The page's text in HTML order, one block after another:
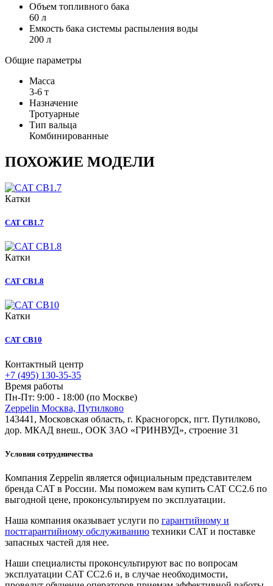
Объем топливного бака
60 л
Емкость бака системы распыления воды
200 л
Общие параметры
Масса
3-6 т
Назначение
Тротуарные
Тип вальца
Комбинированные
ПОХОЖИЕ МОДЕЛИ
Катки
CAT CB1.7
Катки
CAT CB1.8
Катки
CAT CB10
Контактный центр
+7 (495) 130-35-35
Время работы
Пн-Пт: 9:00 - 18:00 (по Москве)
Zeppelin Москва, Путилково
143441, Московская область, г. Красногорск, пгт. Путилково,
дор. МКАД внеш., ООК ЗАО «ГРИНВУД», строение 31
Условия сотрудничества
Компания Zeppelin является официальным представителем
бренда CAT в России. Мы поможем вам купить CAT CC2.6 по
выгодной цене, проконсультируем по эксплуатации.
Наша компания оказывает услуги по гарантийному и
постгарантийному обслуживанию техники CAT и поставке
запасных частей для нее.
Наши специалисты проконсультируют вас по вопросам
эксплуатации CAT CC2.6 и, в случае необходимости,